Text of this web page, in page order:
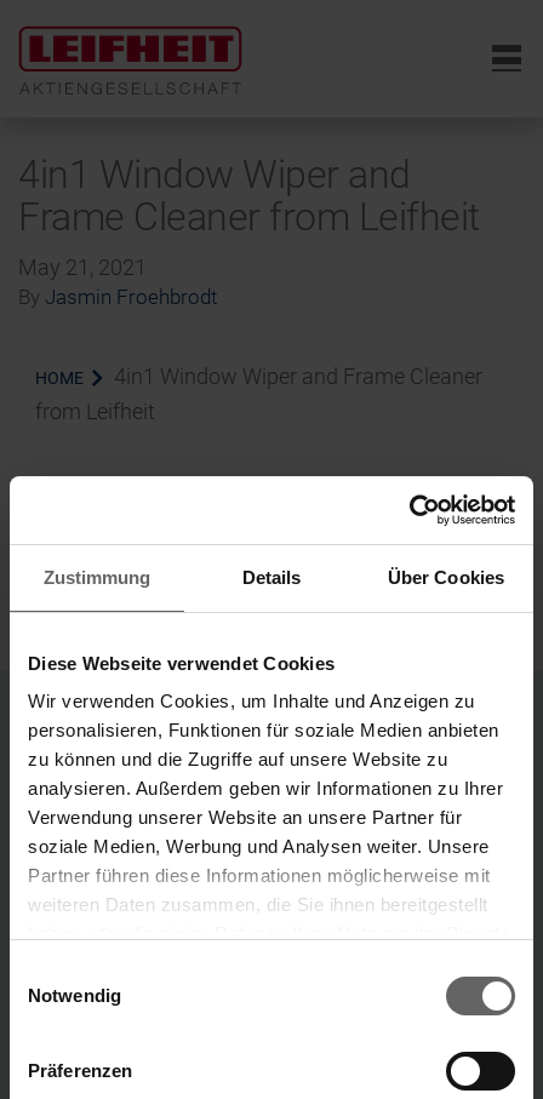
Zustimmung Details Über Cookies
Diese Webseite verwendet Cookies
Wir verwenden Cookies, um Inhalte und Anzeigen zu
personalisieren, Funktionen für soziale Medien anbieten
zu können und die Zugriffe auf unsere Website zu
analysieren. Außerdem geben wir Informationen zu Ihrer
Verwendung unserer Website an unsere Partner für
soziale Medien, Werbung und Analysen weiter. Unsere
Partner führen diese Informationen möglicherweise mit
weiteren Daten zusammen, die Sie ihnen bereitgestellt
Cookies, wenn Sie unsere Webseite weiterhin nutzen.
Notwendig
Präferenzen
6
4in1 Window Wiper and
Frame Cleaner from Leifheit
May 21, 2021
By Jasmin Froehbrodt
HOME
4in1 Window Wiper and Frame Cleaner
from Leifheit
Divisions
Our Brands
“Our ideas that make your life easier.”
Leifheit brand Soehnle brand
Search suggestions